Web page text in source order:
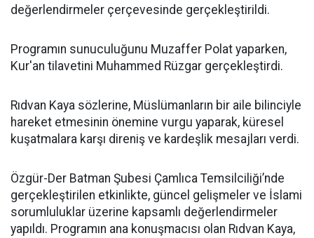
değerlendirmeler çerçevesinde gerçekleştirildi.
Programın sunuculuğunu Muzaffer Polat yaparken,
Kur'an tilavetini Muhammed Rüzgar gerçekleştirdi.
Rıdvan Kaya sözlerine, Müslümanların bir aile bilinciyle
hareket etmesinin önemine vurgu yaparak, küresel
kuşatmalara karşı direniş ve kardeşlik mesajları verdi.
Özgür-Der Batman Şubesi Çamlıca Temsilciliği’nde
gerçekleştirilen etkinlikte, güncel gelişmeler ve İslami
sorumluluklar üzerine kapsamlı değerlendirmeler
yapıldı. Programın ana konuşmacısı olan Rıdvan Kaya,